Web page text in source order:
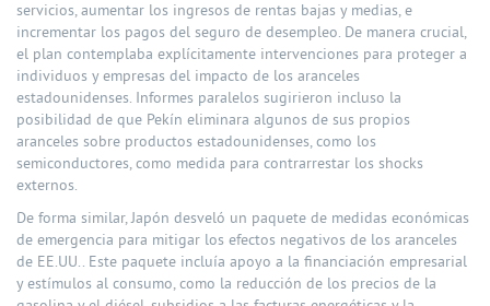
servicios, aumentar los ingresos de rentas bajas y medias, e
incrementar los pagos del seguro de desempleo. De manera crucial,
el plan contemplaba explícitamente intervenciones para proteger a
individuos y empresas del impacto de los aranceles
estadounidenses. Informes paralelos sugirieron incluso la
posibilidad de que Pekín eliminara algunos de sus propios
aranceles sobre productos estadounidenses, como los
semiconductores, como medida para contrarrestar los shocks
externos.
De forma similar, Japón desveló un paquete de medidas económicas
de emergencia para mitigar los efectos negativos de los aranceles
de EE.UU.. Este paquete incluía apoyo a la financiación empresarial
y estímulos al consumo, como la reducción de los precios de la